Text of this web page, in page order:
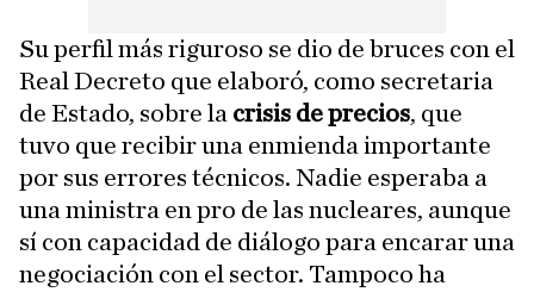
Su perfil más riguroso se dio de bruces con el
Real Decreto que elaboró, como secretaria
de Estado, sobre la crisis de precios, que
tuvo que recibir una enmienda importante
por sus errores técnicos. Nadie esperaba a
una ministra en pro de las nucleares, aunque
sí con capacidad de diálogo para encarar una
negociación con el sector. Tampoco ha